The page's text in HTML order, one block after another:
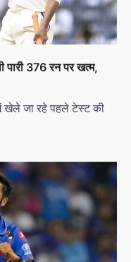
376 रन पर खत्म,
खेले जा रहे पहले टेस्ट की